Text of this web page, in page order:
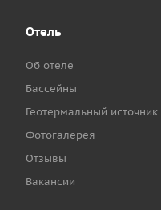
Отель
Об отеле
Бассейны
Геотермальный источник
Фотогалерея
Отзывы
Вакансии